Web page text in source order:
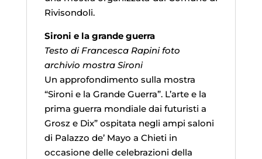
Rivisondoli.
Sironi e la grande guerra
Testo di Francesca Rapini foto
archivio mostra Sironi
Un approfondimento sulla mostra
“Sironi e la Grande Guerra”. L’arte e la
prima guerra mondiale dai futuristi a
Grosz e Dix” ospitata negli ampi saloni
di Palazzo de’ Mayo a Chieti in
occasione delle celebrazioni della